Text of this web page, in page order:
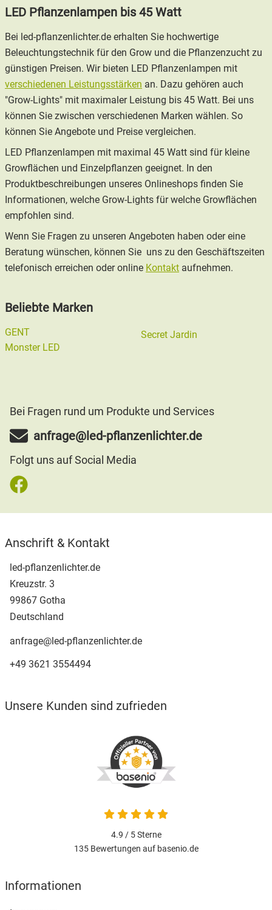
LED Pflanzenlampen bis 45 Watt
Bei led-pflanzenlichter.de erhalten Sie hochwertige
Beleuchtungstechnik für den Grow und die Pflanzenzucht zu
günstigen Preisen. Wir bieten LED Pflanzenlampen mit
verschiedenen Leistungsstärken an. Dazu gehören auch
"Grow-Lights" mit maximaler Leistung bis 45 Watt. Bei uns
können Sie zwischen verschiedenen Marken wählen. So
können Sie Angebote und Preise vergleichen.
LED Pflanzenlampen mit maximal 45 Watt sind für kleine
Growflächen und Einzelpflanzen geeignet. In den
Produktbeschreibungen unseres Onlineshops finden Sie
Informationen, welche Grow-Lights für welche Growflächen
empfohlen sind.
Wenn Sie Fragen zu unseren Angeboten haben oder eine
Beratung wünschen, können Sie uns zu den Geschäftszeiten
telefonisch erreichen oder online Kontakt aufnehmen.
Beliebte Marken
GENT
Monster LED
Secret Jardin
Bei Fragen rund um Produkte und Services
anfrage@led-pflanzenlichter.de
Folgt uns auf Social Media
Anschrift & Kontakt
led-pflanzenlichter.de
Kreuzstr. 3
99867 Gotha
Deutschland
anfrage@led-pflanzenlichter.de
+49 3621 3554494
Unsere Kunden sind zufrieden
4.9 von 5
4.9 / 5Sterne
135 Bewertungen auf basenio.de
Informationen